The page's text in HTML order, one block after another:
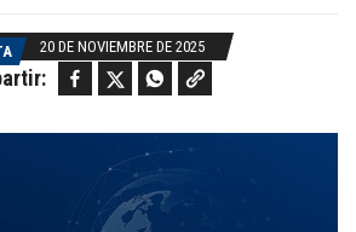
20 DE NOVIEMBRE DE 2025
Facebook Twitter WhatsApp Copy link